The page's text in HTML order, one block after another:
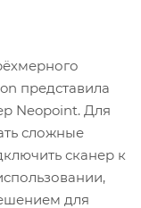
представила
Neopoint. Для
сложные
сканер к
для